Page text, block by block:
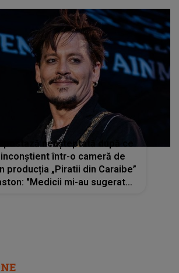
ipostază neașteptată după ce
într-o cameră de
producția „Piratii din Caraibe”
"Medicii mi-au sugerat